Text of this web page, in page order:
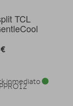
TCL
inmediato